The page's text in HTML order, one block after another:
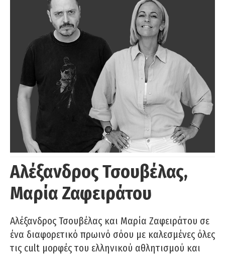
Αλέξανδρος Τσουβέλας,
Μαρία Ζαφειράτου
Αλέξανδρος Τσουβέλας και Μαρία Ζαφειράτου σε
ένα διαφορετικό πρωινό σόου με καλεσμένες όλες
τις cult μορφές του ελληνικού αθλητισμού και